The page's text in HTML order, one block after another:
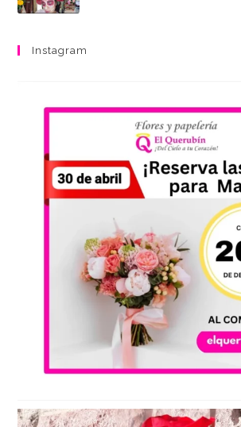
Instagram